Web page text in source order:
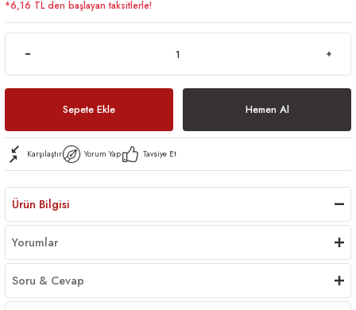
*6,16 TL den başlayan taksitlerle!
Sepete Ekle Hemen Al
Karşılaştır Yorum Yap Tavsiye Et
Ürün Bilgisi
Yorumlar
Soru & Cevap